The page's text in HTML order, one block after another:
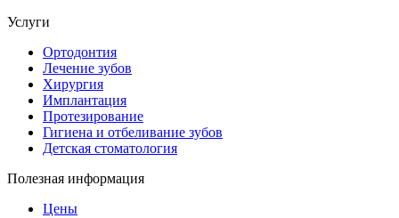
Услуги
Ортодонтия
Лечение зубов
Хирургия
Имплантация
Протезирование
Гигиена и отбеливание зубов
Детская стоматология
Полезная информация
Цены